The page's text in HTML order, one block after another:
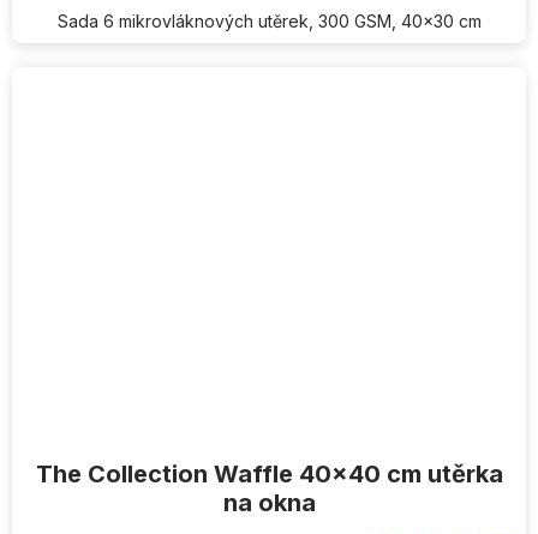
Sada 6 mikrovláknových utěrek, 300 GSM, 40x30 cm
The Collection Waffle 40x40 cm utěrka
na okna